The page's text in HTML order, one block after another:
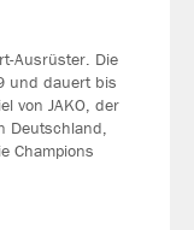
Ausrüster. Die
und dauert bis
von JAKO, der
Deutschland,
Champions